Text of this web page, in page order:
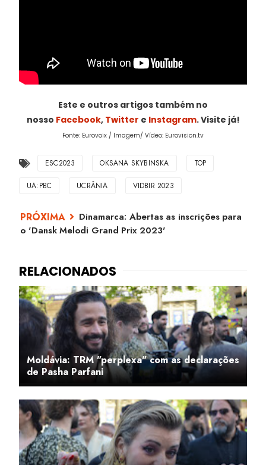
Este e outros artigos também no
nosso Facebook, Twitter e Instagram. Visite já!
Fonte: Eurovoix / Imagem/ Vídeo: Eurovision.tv
ESC2023 OKSANA SKYBINSKA TOP
UA:PBC UCRÂNIA VIDBIR 2023
Dinamarca: Abertas as inscrições para
o 'Dansk Melodi Grand Prix 2023'
Moldávia: TRM "perplexa" com as declarações
de Pasha Parfani